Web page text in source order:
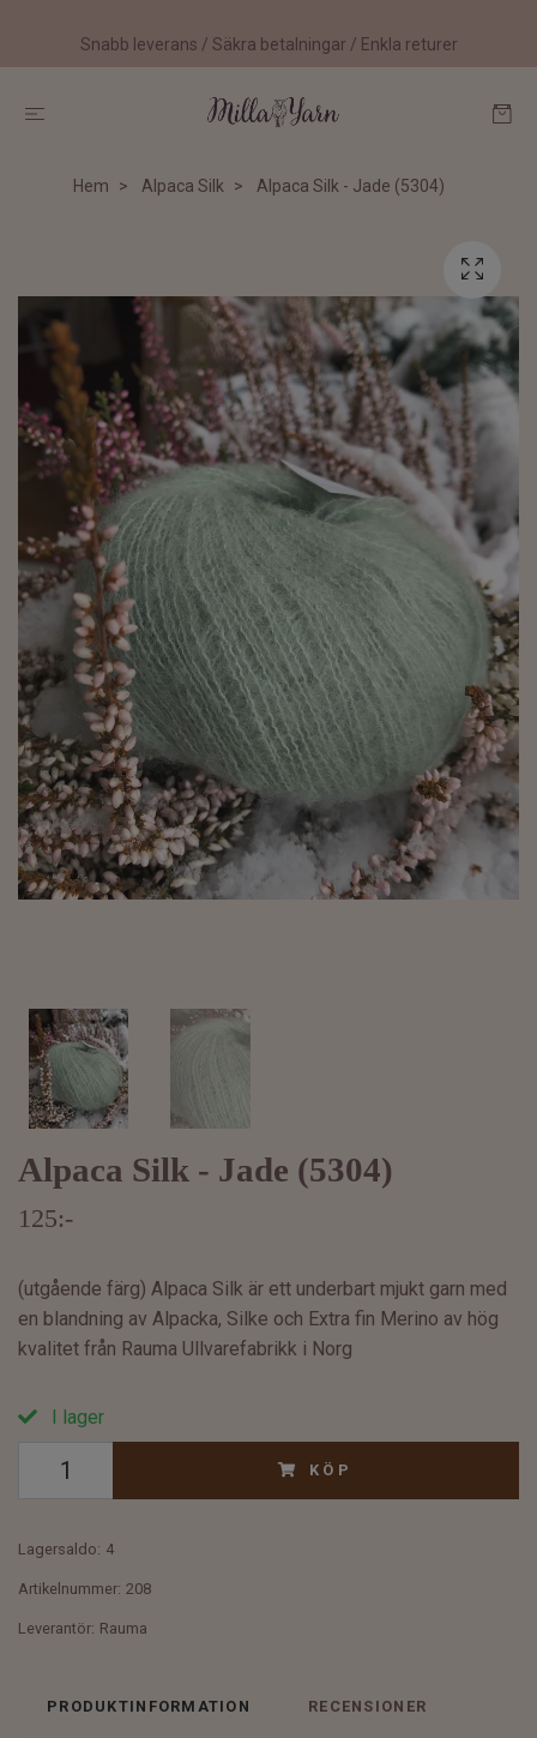
Snabb leverans / Säkra betalningar / Enkla returer
Hem Alpaca Silk Alpaca Silk - Jade (5304)
Alpaca Silk - Jade (5304)
125:-
(utgående färg) Alpaca Silk är ett underbart mjukt garn med
en blandning av Alpacka, Silke och Extra fin Merino av hög
kvalitet från Rauma Ullvarefabrikk i Norg
I lager
KÖP
Lagersaldo: 4
Artikelnummer: 208
Leverantör: Rauma
PRODUKTINFORMATION RECENSIONER